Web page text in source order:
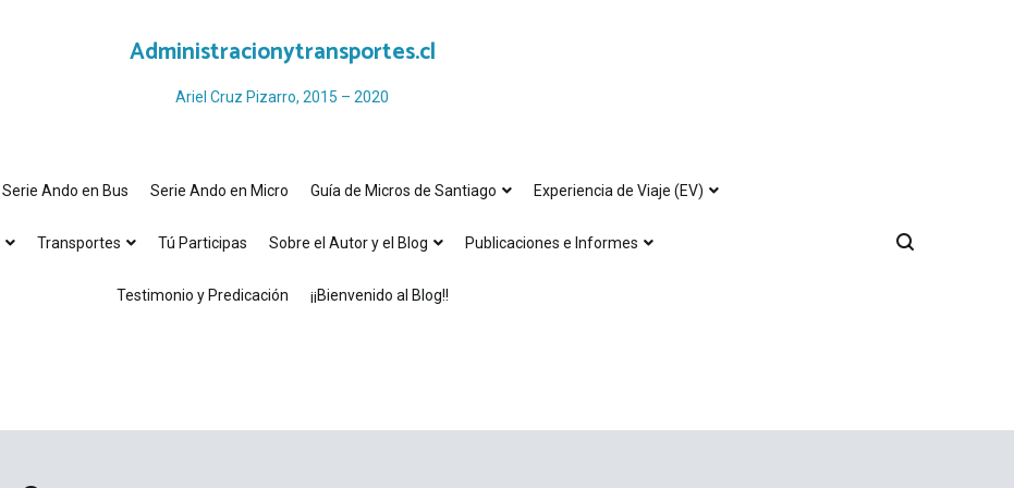
Administracionytransportes.cl
Ariel Cruz Pizarro, 2015 – 2020
Serie Ando en Bus Serie Ando en Micro Guía de Micros de Santiago Experiencia de Viaje (EV)
Transportes Tú Participas Sobre el Autor y el Blog Publicaciones e Informes
Testimonio y Predicación ¡¡Bienvenido al Blog!!